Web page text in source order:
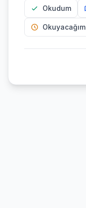
Okudum
Okuyacağım